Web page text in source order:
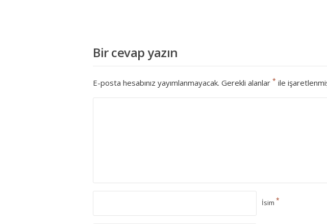
Bir cevap yazın
E-posta hesabınız yayımlanmayacak. Gerekli alanlar * ile
İsim *